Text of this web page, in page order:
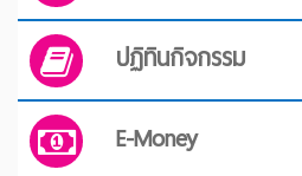
ปฏิทินกิจกรรม
E-Money